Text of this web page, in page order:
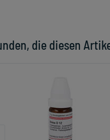
die diesen